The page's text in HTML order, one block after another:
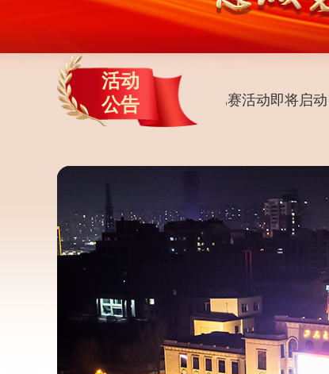
活动
公告
之州谱新篇”锦州市职工合唱比赛活动即将启动